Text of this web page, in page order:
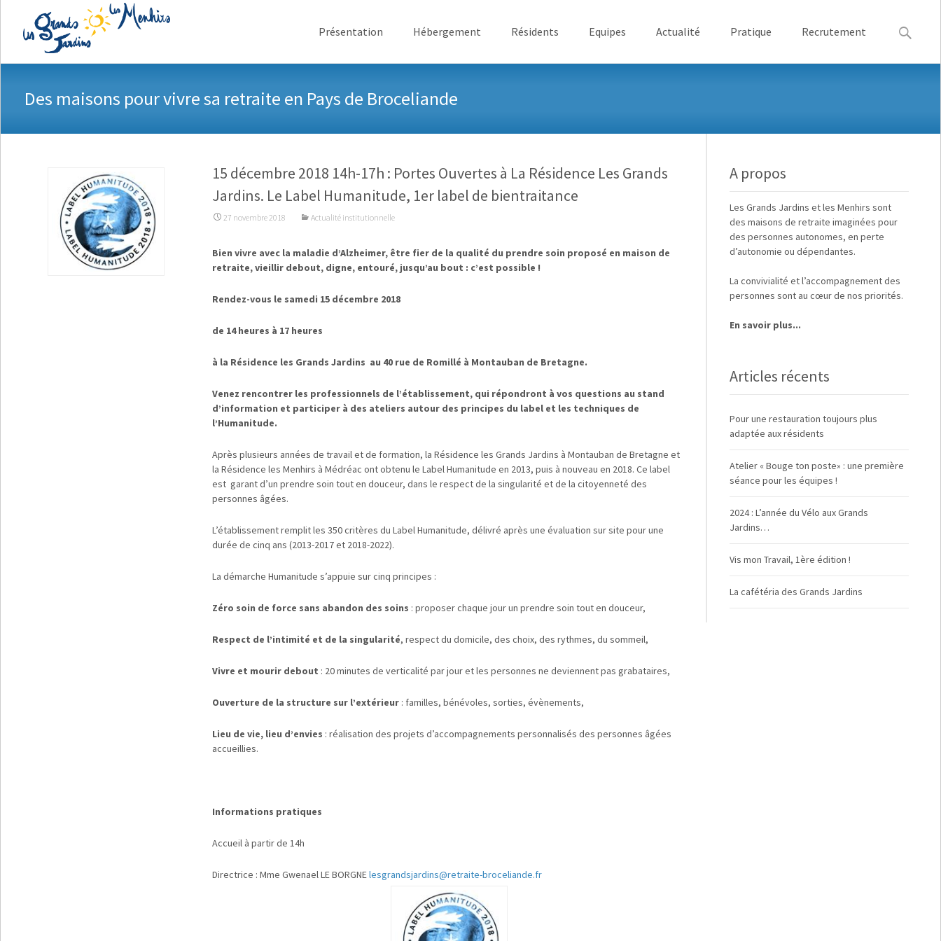
Présentation
Hébergement Résidents Equipes Actualité Pratique Recrutement
Des maisons pour vivre sa retraite en Pays de Broceliande
15 décembre 2018 14h-17h : Portes Ouvertes à La Résidence Les Grands
Jardins. Le Label Humanitude, 1er label de bientraitance
27 novembre 2018 Actualité institutionnelle
Bien vivre avec la maladie d’Alzheimer, être fier de la qualité du prendre soin proposé en maison de
retraite, vieillir debout, digne, entouré, jusqu’au bout : c’est possible !
Rendez-vous le samedi 15 décembre 2018
de 14 heures à 17 heures
à la Résidence les Grands Jardins au 40 rue de Romillé à Montauban de Bretagne.
Venez rencontrer les professionnels de l’établissement, qui répondront à vos questions au stand
d’information et participer à des ateliers autour des principes du label et les techniques de
l’Humanitude.
Après plusieurs années de travail et de formation, la Résidence les Grands Jardins à Montauban de Bretagne et
la Résidence les Menhirs à Médréac ont obtenu le Label Humanitude en 2013, puis à nouveau en 2018. Ce label
est garant d’un prendre soin tout en douceur, dans le respect de la singularité et de la citoyenneté des
personnes âgées.
L’établissement remplit les 350 critères du Label Humanitude, délivré après une évaluation sur site pour une
durée de cinq ans (2013-2017 et 2018-2022).
La démarche Humanitude s’appuie sur cinq principes :
Zéro soin de force sans abandon des soins : proposer chaque jour un prendre soin tout en douceur,
Respect de l’intimité et de la singularité, respect du domicile, des choix, des rythmes, du sommeil,
Vivre et mourir debout : 20 minutes de verticalité par jour et les personnes ne deviennent pas grabataires,
Ouverture de la structure sur l’extérieur: familles, bénévoles, sorties, évènements,
Lieu de vie, lieu d’envies : réalisation des projets d’accompagnements personnalisés des personnes âgées
accueillies.
Informations pratiques
Accueil à partir de 14h
Directrice : Mme Gwenael LE BORGNElesgrandsjardins@retraite-broceliande.fr
A propos
Les Grands Jardins etles Menhirs sont
des maisons de retraite imaginées pour
des personnes autonomes, en perte
d’autonomie ou dépendantes.
La convivialité etl’accompagnement des
personnes sont au cœur de nos priorités.
En savoir plus...
Articles récents
Pour une restauration toujours plus
adaptée aux résidents
Atelier « Bouge ton poste» : une première
séance pour les équipes !
2024 : L’année du Vélo aux Grands
Jardins…
Vis mon Travail, 1ère édition !
La cafétéria des Grands Jardins